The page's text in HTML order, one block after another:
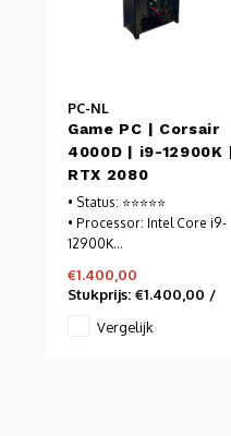
PC-NL
Game PC | Corsair
4000D | i9-12900K
RTX 2080
• Status: ⭐⭐⭐⭐⭐
• Processor: Intel Core i9-
12900K
Z690 AORUS ELITE DDR4
(rev. 1.0)
• Grafische kaart: INNO3D
€1.400,00
Stukprijs: €1.400,00 /
Vergelijk